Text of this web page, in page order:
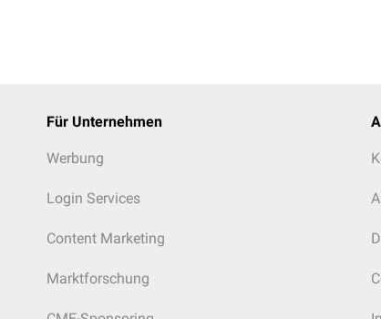
Für Unternehmen
Werbung
Login Services
Content Marketing
Marktforschung